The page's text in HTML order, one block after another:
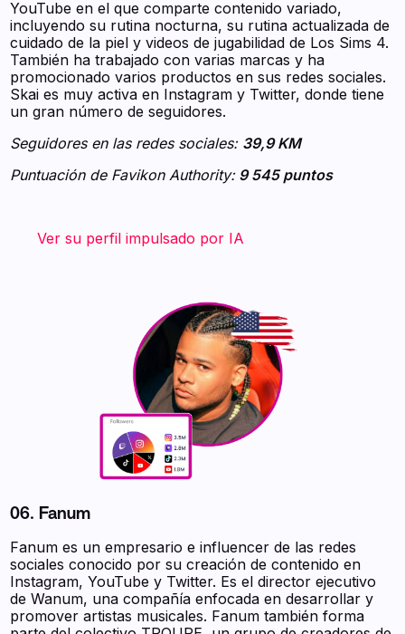
YouTube en el que comparte contenido variado,
incluyendo su rutina nocturna, su rutina actualizada de
cuidado de la piel y videos de jugabilidad de Los Sims 4.
También ha trabajado con varias marcas y ha
promocionado varios productos en sus redes sociales.
Skai es muy activa en Instagram y Twitter, donde tiene
un gran número de seguidores.
Seguidores en las redes sociales: 39,9 KM
Puntuación de Favikon Authority:9 545 puntos
‍ ‍ ‍ ‍ ‍ ‍ ‍Ver su perfil impulsado por IA
06. Fanum
Fanum es un empresario e influencer de las redes
sociales conocido por su creación de contenido en
Instagram, YouTube y Twitter. Es el director ejecutivo
de Wanum, una compañía enfocada en desarrollar y
promover artistas musicales. Fanum también forma